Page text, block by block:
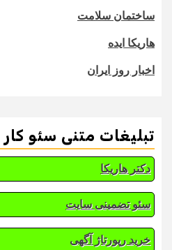
ساختمان سلامت
هاریکا ایده
اخبار روز ایران
تبلیغات متنی سئو
دکتر هاریکا
سئو تضمینی سایت
خرید رپورتاژ آگهی